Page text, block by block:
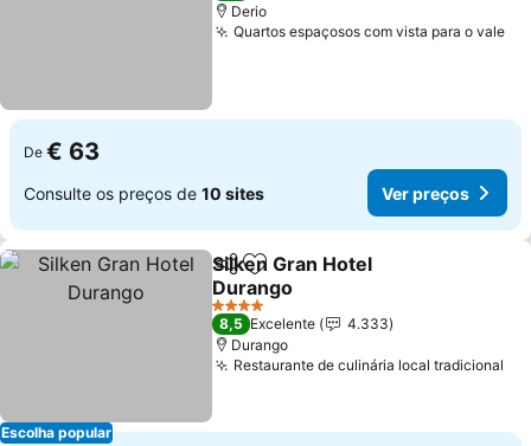
Derio
Quartos espaçosos com vista para o vale
De € 63
Consulte os preços de 10 sites Ver preços
Escolha popular
PartilharAdicionar aos favoritos
Silken Gran Hotel
Durango
4 Estrelas
8,5 Excelente
4.333
Durango
Restaurante de culinária local tradicional